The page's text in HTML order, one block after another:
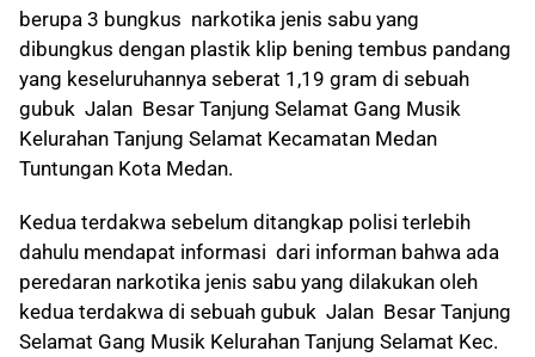
berupa 3 bungkus narkotika jenis sabu yang
dibungkus dengan plastik klip bening tembus pandang
yang keseluruhannya seberat 1,19 gram di sebuah
gubuk Jalan Besar Tanjung Selamat Gang Musik
Kelurahan Tanjung Selamat Kecamatan Medan
Tuntungan Kota Medan.
Kedua terdakwa sebelum ditangkap polisi terlebih
dahulu mendapat informasi dari informan bahwa ada
peredaran narkotika jenis sabu yang dilakukan oleh
kedua terdakwa di sebuah gubuk Jalan Besar Tanjung
Selamat Gang Musik Kelurahan Tanjung Selamat Kec.